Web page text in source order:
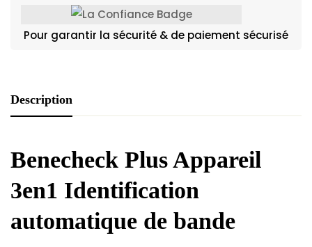
Pour garantir la sécurité & de paiement sécurisé
Description
Benecheck Plus Appareil
3en1 Identification
automatique de bande